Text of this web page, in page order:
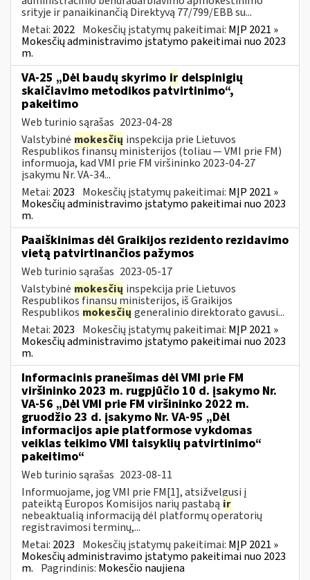
srityje ir panaikinančią Direktyvą 77/799/EBB su...
Metai: 2022 Mokesčių įstatymų pakeitimai: MĮP 2021 »
Mokesčių administravimo įstatymo pakeitimai nuo 2023
m.
VA-25 „Dėl baudų skyrimo ir delspinigių
skaičiavimo metodikos patvirtinimo“,
pakeitimo
Web turinio sąrašas 2023-04-28
Valstybinė mokesčių inspekcija prie Lietuvos
Respublikos finansų ministerijos (toliau ― VMI prie FM)
informuoja, kad VMI prie FM viršininko 2023-04-27
įsakymu Nr. VA-34...
Metai: 2023 Mokesčių įstatymų pakeitimai: MĮP 2021 »
Mokesčių administravimo įstatymo pakeitimai nuo 2023
m.
Paaiškinimas dėl Graikijos rezidento rezidavimo
vietą patvirtinančios pažymos
Web turinio sąrašas 2023-05-17
Valstybinė mokesčių inspekcija prie Lietuvos
Respublikos finansų ministerijos, iš Graikijos
Respublikos mokesčių generalinio direktorato gavusi...
Metai: 2023 Mokesčių įstatymų pakeitimai: MĮP 2021 »
Mokesčių administravimo įstatymo pakeitimai nuo 2023
m.
Informacinis pranešimas dėl VMI prie FM
viršininko 2023 m. rugpjūčio 10 d. įsakymo Nr.
VA-56 „Dėl VMI prie FM viršininko 2022 m.
gruodžio 23 d. įsakymo Nr. VA-95 „Dėl
informacijos apie platformose vykdomas
veiklas teikimo VMI taisyklių patvirtinimo“
pakeitimo“
Web turinio sąrašas 2023-08-11
Informuojame, jog VMI prie FM[1], atsižvelgusi į
pateiktą Europos Komisijos narių pastabą ir
nebeaktualią informaciją dėl platformų operatorių
registravimosi terminų,...
Metai: 2023 Mokesčių įstatymų pakeitimai: MĮP 2021 »
Mokesčių administravimo įstatymo pakeitimai nuo 2023
m. Pagrindinis: Mokesčio naujiena